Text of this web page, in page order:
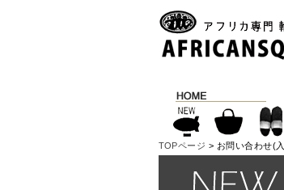
TOPページ > お問い合わせ(